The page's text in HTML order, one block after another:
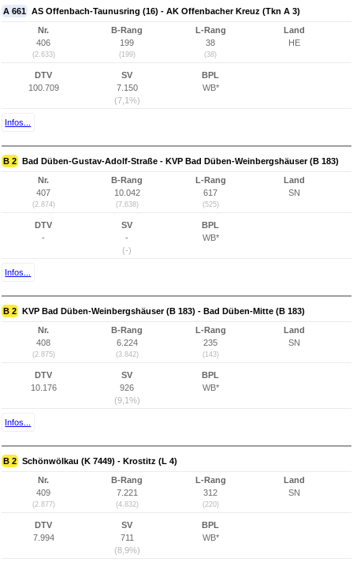
A 661 AS Offenbach-Taunusring (16) - AK Offenbacher Kreuz (Tkn A 3)
Nr.
406
(2.633)
B-Rang
199
(199)
L-Rang
38
(38)
Land
HE
DTV
100.709
SV
7.150
(7,1%)
BPL
WB*
Infos...
B 2 Bad Düben-Gustav-Adolf-Straße - KVP Bad Düben-Weinbergshäuser (B 183)
Nr.
407
(2.874)
B-Rang
10.042
(7.638)
L-Rang
617
(525)
Land
SN
DTV
-
SV
-
(-)
BPL
WB*
Infos...
B 2 KVP Bad Düben-Weinbergshäuser (B 183) - Bad Düben-Mitte (B 183)
Nr.
408
(2.875)
B-Rang
6.224
(3.842)
L-Rang
235
(143)
Land
SN
DTV
10.176
SV
926
(9,1%)
BPL
WB*
Infos...
B 2 Schönwölkau (K 7449) - Krostitz (L 4)
Nr.
409
(2.877)
B-Rang
7.221
(4.832)
L-Rang
312
(220)
Land
SN
DTV
7.994
SV
711
(8,9%)
BPL
WB*